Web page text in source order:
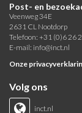
Post- en
Veenweg 34E
2631 CL Nootdorp
Telefoon: +31 (0)6 26
E-mail: info@inct.nl
Onze
Volg ons
inct.nl